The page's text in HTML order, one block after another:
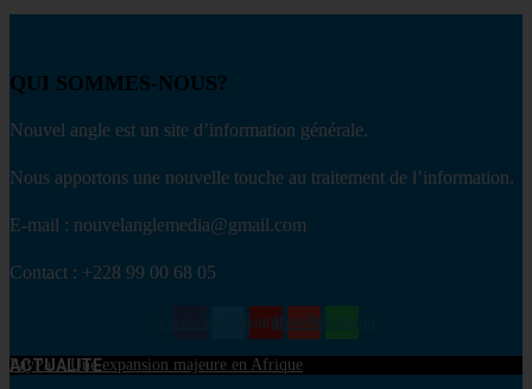
QUI SOMMES-NOUS?
Nouvel angle est un site d’information générale.
Nous apportons une nouvelle touche au traitement de l’information.
E-mail : nouvelanglemedia@gmail.com
Contact : +228 99 00 68 05
TwitterYoutubeEnvelopeWhatsapp
ACTUALITE
PayPal : Une expansion majeure en Afrique